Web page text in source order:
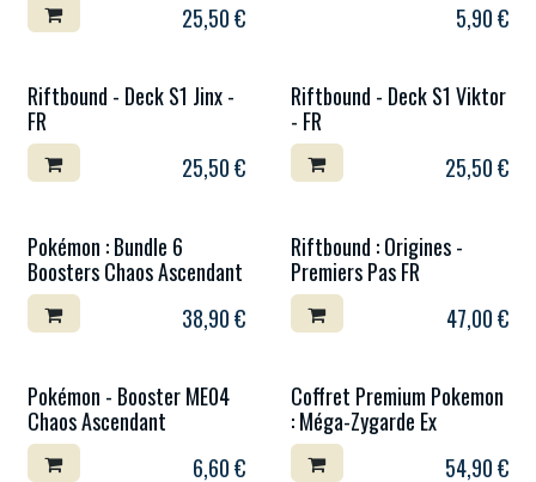
25,50€
5,90€
Riftbound - Deck S1 Jinx -
FR
25,50€
Riftbound - Deck S1 Viktor
- FR
25,50€
Pokémon : Bundle 6
Boosters Chaos Ascendant
38,90€
Riftbound : Origines -
Premiers Pas FR
47,00€
Pokémon - Booster ME04
Chaos Ascendant
6,60€
Coffret Premium Pokemon
: Méga-Zygarde Ex
54,90€